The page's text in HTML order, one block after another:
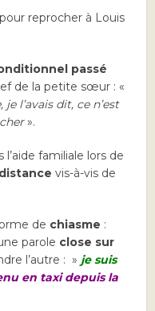
reprocher à Louis
passé
de la petite sœur : «
l’avais dit, ce n’est
».
familiale lors de
distance vis-à-vis de
de chiasme :
parole close sur
l’autre : » je suis
en taxi depuis la